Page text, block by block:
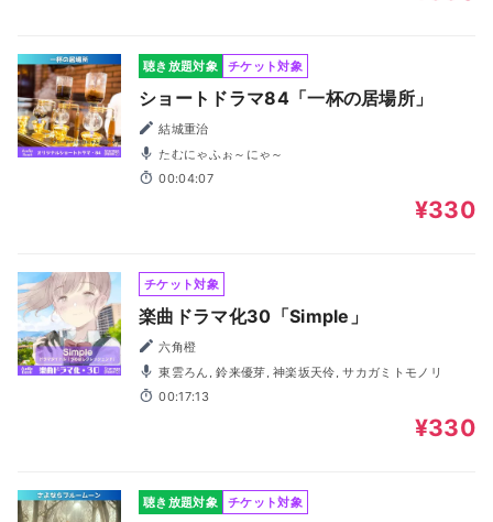
聴き放題対象 チケット対象
ショートドラマ84「一杯の居場所」
結城重治
たむにゃふぉ～にゃ～
00:04:07
¥330
チケット対象
楽曲ドラマ化30「Simple」
六角橙
東雲ろん, 鈴来優芽, 神楽坂天伶, サカガミトモノリ
00:17:13
¥330
聴き放題対象 チケット対象